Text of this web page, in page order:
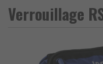
Verrouillage